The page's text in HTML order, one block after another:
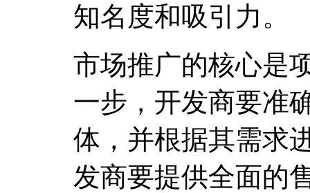
知名度和吸引力。
市场推广的核心是
一步，开发商要准
体，并根据其需求
发商要提供全面的